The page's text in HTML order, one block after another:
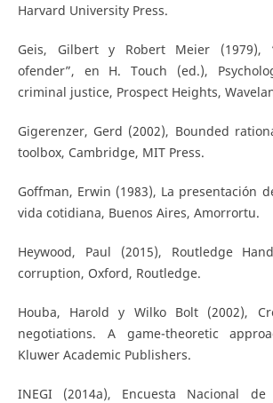
Harvard University Press.
Geis, Gilbert y Robert Meier (1979),
ofender”, en H. Touch (ed.),
criminal justice, Prospect Heights,
Gigerenzer, Gerd (2002), Bounded
toolbox, Cambridge, MIT Press.
Goffman, Erwin (1983), La presentación
vida cotidiana, Buenos Aires, Amorrortu.
Heywood, Paul (2015), Routledge
corruption, Oxford, Routledge.
Houba, Harold y Wilko Bolt (2002),
negotiations. A game-theoretic
Kluwer Academic Publishers.
INEGI (2014a), Encuesta Nacional